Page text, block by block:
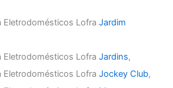
Eletrodomésticos LofraJardim
Eletrodomésticos LofraJardins,
Eletrodomésticos LofraJockey Club,